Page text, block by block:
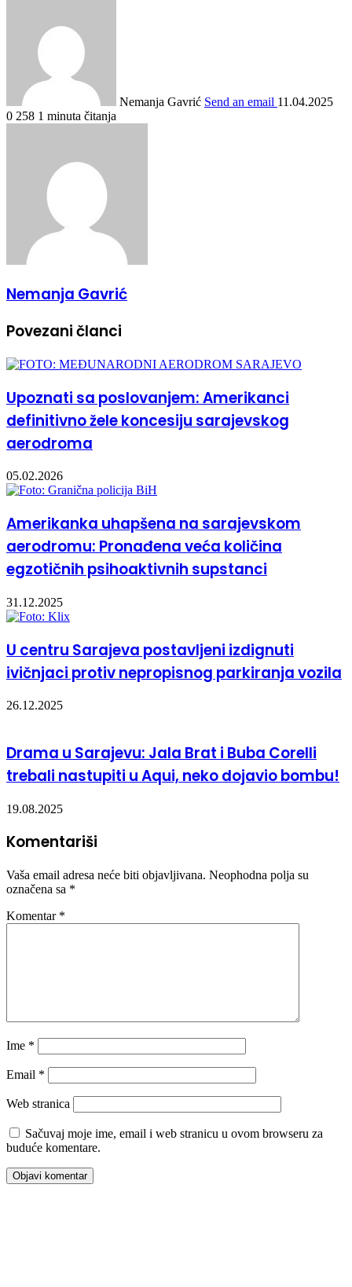
Nemanja Gavrić Send an email 11.04.2025
0 258 1 minuta čitanja
Nemanja Gavrić
Povezani članci
Upoznati sa poslovanjem: Amerikanci
definitivno žele koncesiju sarajevskog
aerodroma
05.02.2026
Amerikanka uhapšena na sarajevskom
aerodromu: Pronađena veća količina
egzotičnih psihoaktivnih supstanci
31.12.2025
U centru Sarajeva postavljeni izdignuti
ivičnjaci protiv nepropisnog parkiranja vozila
26.12.2025
Drama u Sarajevu: Jala Brat i Buba Corelli
trebali nastupiti u Aqui, neko dojavio bombu!
19.08.2025
Komentariši
Vaša email adresa neće biti objavljivana. Neophodna polja su
označena sa *
Komentar *
Ime *
Email *
Web stranica
Sačuvaj moje ime, email i web stranicu u ovom browseru za
buduće komentare.